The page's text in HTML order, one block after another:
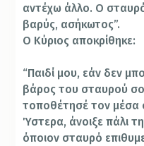
αντέχω άλλο. Ο
βαρύς, ασήκωτος”.
Ο Κύριος αποκρίθηκε:
“Παιδί μου, εάν δεν
βάρος του σταυρού
τοποθέτησέ τον μέσα
Ύστερα, άνοιξε πάλι
όποιον σταυρό